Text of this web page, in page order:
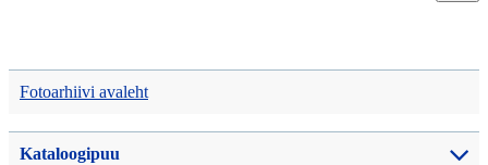
Fotoarhiivi avaleht
Kataloogipuu